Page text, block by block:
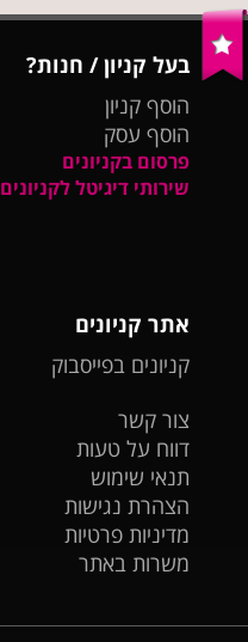
בעל קניון / חנות?
הוסף קניון
הוסף עסק
פרסום בקניונים
שירותי דיגיטל לקניונים
אתר קניונים
קניונים בפייסבוק
צור קשר
דווח על טעות
תנאי שימוש
הצהרת נגישות
מדיניות פרטיות
משרות באתר